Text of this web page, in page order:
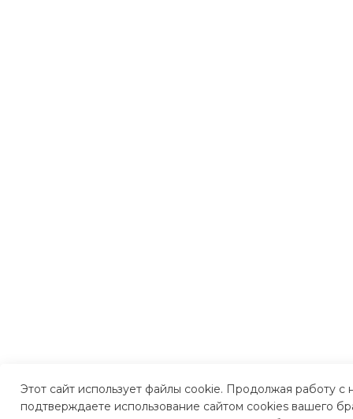
Этот сайт использует файлы cookie. Продолжая работу с
подтверждаете использование сайтом cookies вашего